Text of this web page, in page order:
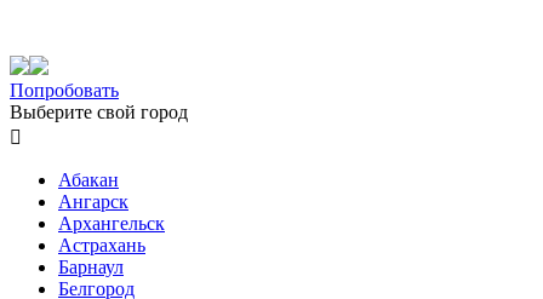
Попробовать
Выберите свой город

Абакан
Ангарск
Архангельск
Астрахань
Барнаул
Белгород